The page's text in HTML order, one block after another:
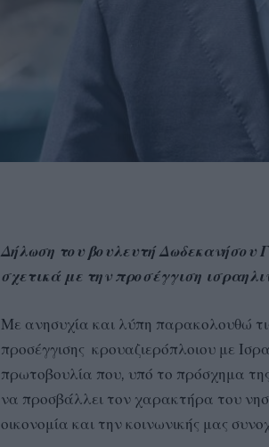
Δήλωση του βουλευτή Δωδεκανήσου
σχετικά με την προσέγγιση
Με ανησυχία και λύπη παρακολουθώ
προσέγγισης κρουαζιερόπλοιου με
πρωτοβουλία που, υπό το πρόσχημα
να προσβάλλει τον χαρακτήρα του
οικονομία και την κοινωνικής μας